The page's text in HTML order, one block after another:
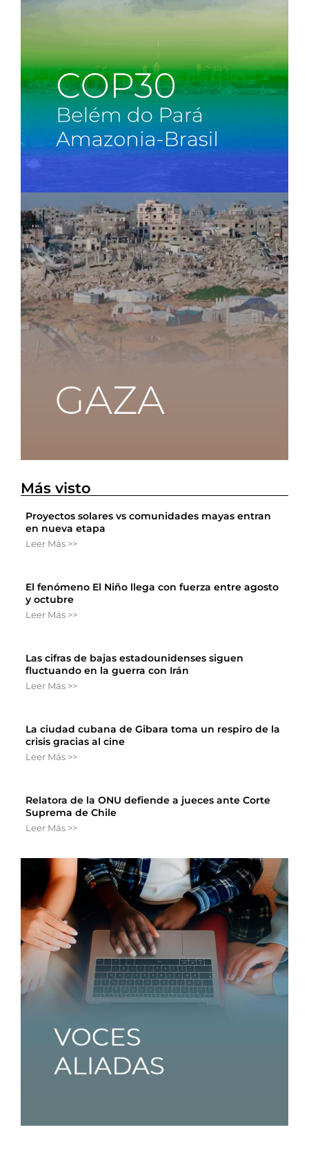
Más visto
Proyectos solares vs comunidades mayas entran
en nueva etapa
Leer Más >>
El fenómeno El Niño llega con fuerza entre agosto
y octubre
Leer Más >>
Las cifras de bajas estadounidenses siguen
fluctuando en la guerra con Irán
Leer Más >>
La ciudad cubana de Gibara toma un respiro de la
crisis gracias al cine
Leer Más >>
Relatora de la ONU defiende a jueces ante Corte
Suprema de Chile
Leer Más >>